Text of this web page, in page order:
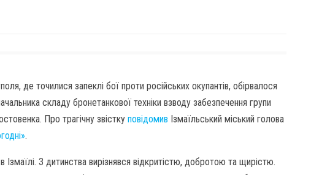
де точилися запеклі бої проти російських окупантів, обірвалося
складу бронетанкової техніки взводу забезпечення групи
Про трагічну звістку повідомив Ізмаїльський міський голова
.
З дитинства вирізнявся відкритістю, добротою та щирістю.